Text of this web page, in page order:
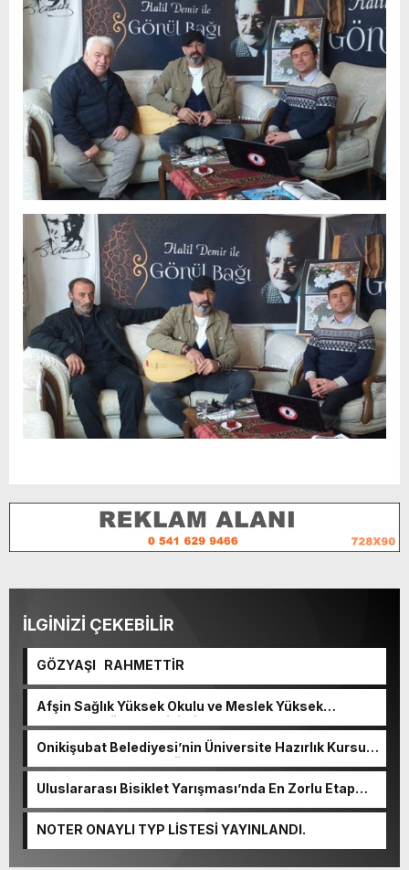
İLGİNİZİ ÇEKEBİLİR
GÖZYAŞI RAHMETTİR
Afşin Sağlık Yüksek Okulu ve Meslek Yüksek
Okulunda görev değişimi!
Onikişubat Belediyesi’nin Üniversite Hazırlık Kursu
başvurularında son gün 7 Ağustos.
Uluslararası Bisiklet Yarışması’nda En Zorlu Etap
NOTER ONAYLI TYP LİSTESİ YAYINLANDI.